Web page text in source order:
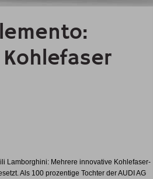
Lamborghini: Mehrere innovative Kohlefaser-
Als 100 prozentige Tochter der AUDI AG